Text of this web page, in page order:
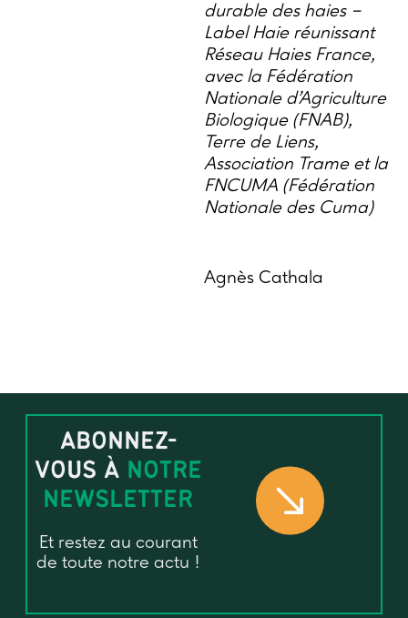
durable des haies –
Label Haie réunissant
Réseau Haies France,
avec la Fédération
Nationale d’Agriculture
Biologique (FNAB),
Terre de Liens,
Association Trame et la
FNCUMA (Fédération
Nationale des Cuma)
Agnès Cathala
ABONNEZ-
VOUS À NOTRE
NEWSLETTER
Et restez au courant
de toute notre actu !